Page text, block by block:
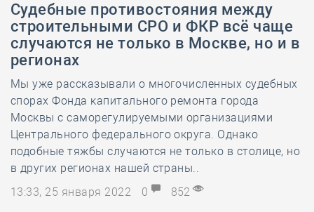
Судебные противостояния между
строительными СРО и ФКР всё чаще
случаются не только в Москве, но и в
регионах
Мы уже рассказывали о многочисленных судебных
спорах Фонда капитального ремонта города
Москвы с саморегулируемыми организациями
Центрального федерального округа. Однако
подобные тяжбы случаются не только в столице, но
в других регионах нашей страны..
13:33, 25 января 2022
0 852